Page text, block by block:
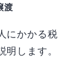
渡
にかかる税
します。